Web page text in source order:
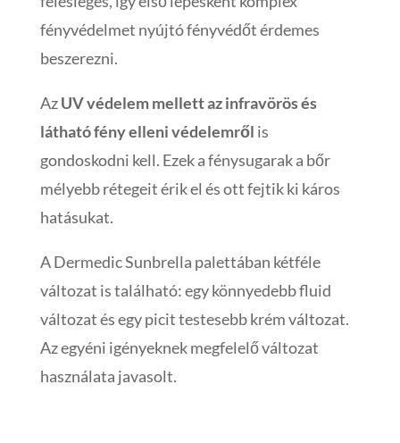
fényvédelmet nyújtó fényvédőt érdemes
beszerezni.
AzUV védelem mellett az infravörös és
látható fény elleni védelemről is
gondoskodni kell. Ezek a fénysugarak a bőr
mélyebb rétegeit érik el és ott fejtik ki káros
hatásukat.
A Dermedic Sunbrella palettában kétféle
változat is található: egy könnyedebb fluid
változat és egy picit testesebb krém változat.
Az egyéni igényeknek megfelelő változat
használata javasolt.